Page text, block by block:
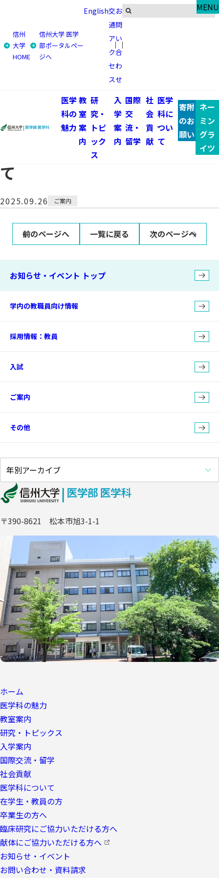
信州
大学
HOME
信州大学 医学
部ポータルペー
ジへ
English交
通
ア
ク
セ
ス
お
問
い
合
わ
せ
医学
科の
魅力
教
室
案
内
研
究・
トピ
ック
ス
入
学
案
内
国際
交
流・
留学
社
会
貢
献
医学
科に
つい
て
寄附
のお
願い
ネー
ミン
グラ
イツ
News
お知らせ・イベント
トップ
お知らせ・イベント
医学部地域保健推進センター「健康講座」シリーズ20「腸
のリンパと健康」の開催について
医学部地域保健推進センター
「健康講座」シリーズ20「腸
のリンパと健康」の開催につい
て
2025.09.26 ご案内
前のページへ 一覧に戻る 次のページへ
お知らせ・イベント トップ
学内の教職員向け情報
採用情報：教員
入試
ご案内
その他
〒390-8621 松本市旭3-1-1
ホーム
医学科の魅力
教室案内
研究・トピックス
入学案内
国際交流・留学
社会貢献
医学科について
在学生・教員の方
卒業生の方へ
臨床研究にご協力いただける方へ
献体にご協力いただける方へ
お知らせ・イベント
お問い合わせ・資料請求
MENU